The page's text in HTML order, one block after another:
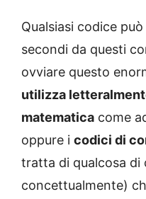
Qualsiasi codice
secondi da questi
ovviare questo
utilizza
matematica come
oppure i codici di
tratta di qualcosa di
concettualmente)